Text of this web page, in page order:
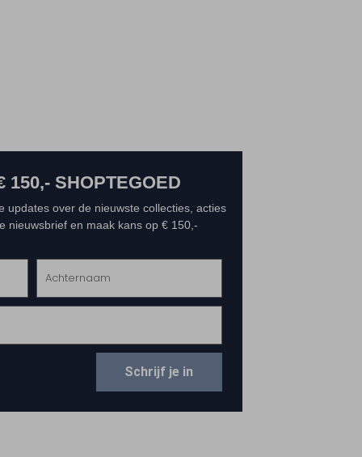
150,- SHOPTEGOED
updates over de nieuwste collecties, acties
nieuwsbrief en maak kans op € 150,-
Schrijf je in